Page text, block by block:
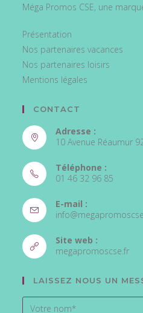
Méga Promos CSE, une
Présentation
Nos partenaires vacances
Nos partenaires loisirs
Mentions légales
CONTACT
Adresse :
10 Avenue Réaumur
Téléphone :
01 46 32 96 85
E-mail :
Site web :
megapromoscse.fr
LAISSEZ NOUS UN